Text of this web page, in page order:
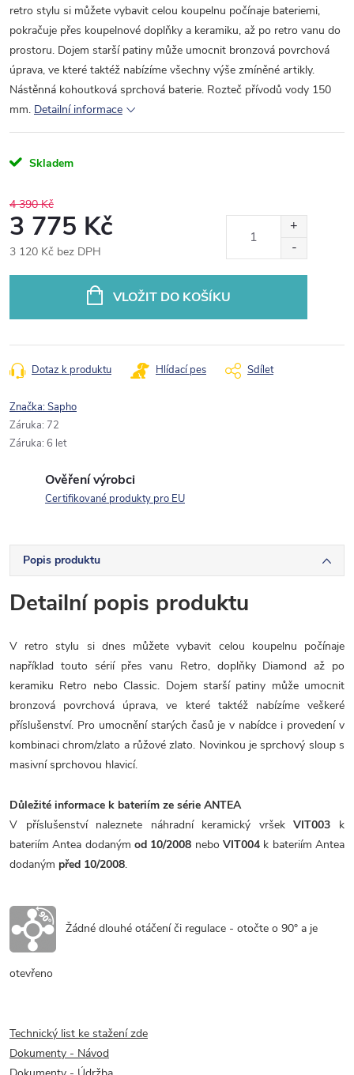
retro stylu si můžete vybavit celou koupelnu počínaje bateriemi,
pokračuje přes koupelnové doplňky a keramiku, až po retro vanu do
prostoru. Dojem starší patiny může umocnit bronzová povrchová
úprava, ve které taktéž nabízíme všechny výše zmíněné artikly.
Nástěnná kohoutková sprchová baterie. Rozteč přívodů vody 150
mm. Detailní informace
Skladem
4 390 Kč
3 775 Kč
3 120 Kč bez DPH
VLOŽIT DO KOŠÍKU
Dotaz k produktu Hlídací pes Sdílet
Značka:Sapho
Záruka: 72
Záruka: 6 let
Ověření výrobci
Certifikované produkty pro EU
Popis produktu
Detailní popis produktu
V retro stylu si dnes můžete vybavit celou koupelnu počínaje
například touto sérií přes vanu Retro, doplňky Diamond až po
keramiku Retro nebo Classic. Dojem starší patiny může umocnit
bronzová povrchová úprava, ve které taktéž nabízíme veškeré
příslušenství. Pro umocnění starých časů je v nabídce i provedení v
kombinaci chrom/zlato a růžové zlato. Novinkou je sprchový sloup s
masivní sprchovou hlavicí.
Důležité informace k bateriím ze série ANTEA
V příslušenství naleznete náhradní keramický vršekVIT003 k
bateriím Antea dodaným od 10/2008 neboVIT004 k bateriím Antea
dodaným před 10/2008.
Žádné dlouhé otáčení či regulace - otočte o 90° a je
otevřeno
Technický list ke stažení zde
Dokumenty - Návod